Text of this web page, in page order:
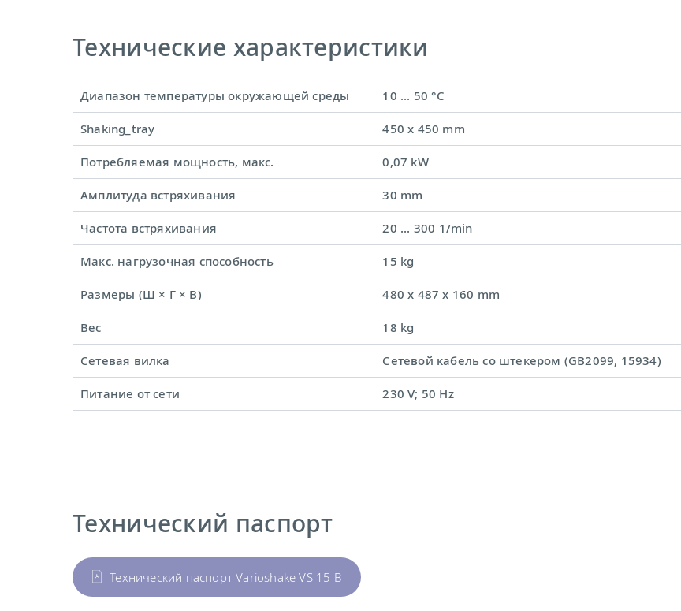
Технические характеристики
Диапазон температуры окружающей среды 10 ... 50 °C
Shaking_tray 450 x 450 mm
Потребляемая мощность, макс. 0,07 kW
Амплитуда встряхивания 30 mm
Частота встряхивания 20 ... 300 1/min
Макс. нагрузочная способность 15 kg
Размеры (Ш × Г × В) 480 x 487 x 160 mm
Вес 18 kg
Сетевая вилка Сетевой кабель со штекером (GB2099, 15934)
Питание от сети 230 V; 50 Hz
Технический паспорт
Технический паспорт Varioshake VS 15 B